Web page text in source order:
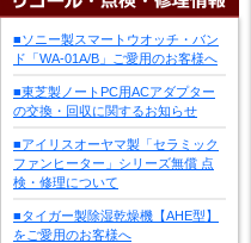
■ソニー製スマートウオッチ・バン
ド「WA-01A/B」ご愛用のお客様へ
■東芝製ノートPC用ACアダプター
の交換・回収に関するお知らせ
■アイリスオーヤマ製「セラミック
ファンヒーター」シリーズ無償 点
検・修理について
■タイガー製除湿乾燥機【AHE型】
をご愛用のお客様へ